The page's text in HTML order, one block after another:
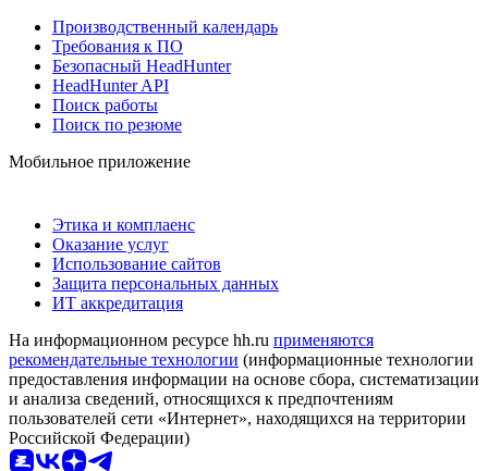
Производственный календарь
Требования к ПО
Безопасный HeadHunter
HeadHunter API
Поиск работы
Поиск по резюме
Мобильное приложение
Этика и комплаенс
Оказание услуг
Использование сайтов
Защита персональных данных
ИТ аккредитация
На информационном ресурсе hh.ru применяются
рекомендательные технологии (информационные технологии
предоставления информации на основе сбора, систематизации
и анализа сведений, относящихся к предпочтениям
пользователей сети «Интернет», находящихся на территории
Российской Федерации)